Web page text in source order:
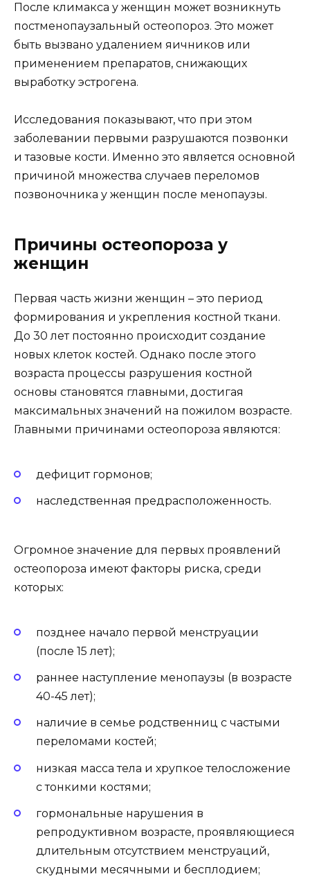
После климакса у женщин может возникнуть
постменопаузальный остеопороз. Это может
быть вызвано удалением яичников или
применением препаратов, снижающих
выработку эстрогена.
Исследования показывают, что при этом
заболевании первыми разрушаются позвонки
и тазовые кости. Именно это является основной
причиной множества случаев переломов
позвоночника у женщин после менопаузы.
Причины остеопороза у
женщин
Первая часть жизни женщин – это период
формирования и укрепления костной ткани.
До 30 лет постоянно происходит создание
новых клеток костей. Однако после этого
возраста процессы разрушения костной
основы становятся главными, достигая
максимальных значений на пожилом возрасте.
Главными причинами остеопороза являются:
дефицит гормонов;
наследственная предрасположенность.
Огромное значение для первых проявлений
остеопороза имеют факторы риска, среди
которых:
позднее начало первой менструации
(после 15 лет);
раннее наступление менопаузы (в возрасте
40-45 лет);
наличие в семье родственниц с частыми
переломами костей;
низкая масса тела и хрупкое телосложение
с тонкими костями;
гормональные нарушения в
репродуктивном возрасте, проявляющиеся
длительным отсутствием менструаций,
скудными месячными и бесплодием;